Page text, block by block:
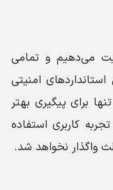
می‌دهیم و تمامی
امنیتی
برای پیگیری بهتر
کاربری استفاده
نخواهد شد.